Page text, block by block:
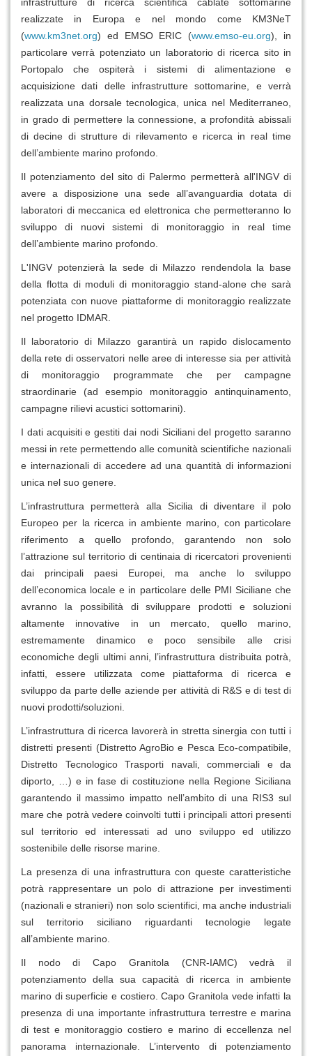
realizzate in Europa e nel mondo come KM3NeT
(www.km3net.org) ed EMSO ERIC (www.emso-eu.org), in
particolare verrà potenziato un laboratorio di ricerca sito in
Portopalo che ospiterà i sistemi di alimentazione e
acquisizione dati delle infrastrutture sottomarine, e verrà
realizzata una dorsale tecnologica, unica nel Mediterraneo,
in grado di permettere la connessione, a profondità abissali
di decine di strutture di rilevamento e ricerca in real time
dell’ambiente marino profondo.
Il potenziamento del sito di Palermo permetterà all'INGV di
avere a disposizione una sede all’avanguardia dotata di
laboratori di meccanica ed elettronica che permetteranno lo
sviluppo di nuovi sistemi di monitoraggio in real time
dell’ambiente marino profondo.
L'INGV potenzierà la sede di Milazzo rendendola la base
della flotta di moduli di monitoraggio stand-alone che sarà
potenziata con nuove piattaforme di monitoraggio realizzate
nel progetto IDMAR.
Il laboratorio di Milazzo garantirà un rapido dislocamento
della rete di osservatori nelle aree di interesse sia per attività
di monitoraggio programmate che per campagne
straordinarie (ad esempio monitoraggio antinquinamento,
campagne rilievi acustici sottomarini).
I dati acquisiti e gestiti dai nodi Siciliani del progetto saranno
messi in rete permettendo alle comunità scientifiche nazionali
e internazionali di accedere ad una quantità di informazioni
unica nel suo genere.
L’infrastruttura permetterà alla Sicilia di diventare il polo
Europeo per la ricerca in ambiente marino, con particolare
riferimento a quello profondo, garantendo non solo
l’attrazione sul territorio di centinaia di ricercatori provenienti
dai principali paesi Europei, ma anche lo sviluppo
dell’economica locale e in particolare delle PMI Siciliane che
avranno la possibilità di sviluppare prodotti e soluzioni
altamente innovative in un mercato, quello marino,
estremamente dinamico e poco sensibile alle crisi
economiche degli ultimi anni, l’infrastruttura distribuita potrà,
infatti, essere utilizzata come piattaforma di ricerca e
sviluppo da parte delle aziende per attività di R&S e di test di
nuovi prodotti/soluzioni.
L’infrastruttura di ricerca lavorerà in stretta sinergia con tutti i
distretti presenti (Distretto AgroBio e Pesca Eco-compatibile,
Distretto Tecnologico Trasporti navali, commerciali e da
diporto, …) e in fase di costituzione nella Regione Siciliana
garantendo il massimo impatto nell’ambito di una RIS3 sul
mare che potrà vedere coinvolti tutti i principali attori presenti
sul territorio ed interessati ad uno sviluppo ed utilizzo
sostenibile delle risorse marine.
La presenza di una infrastruttura con queste caratteristiche
potrà rappresentare un polo di attrazione per investimenti
(nazionali e stranieri) non solo scientifici, ma anche industriali
sul territorio siciliano riguardanti tecnologie legate
all’ambiente marino.
Il nodo di Capo Granitola (CNR-IAMC) vedrà il
potenziamento della sua capacità di ricerca in ambiente
marino di superficie e costiero. Capo Granitola vede infatti la
presenza di una importante infrastruttura terrestre e marina
di test e monitoraggio costiero e marino di eccellenza nel
panorama internazionale. L’intervento di potenziamento